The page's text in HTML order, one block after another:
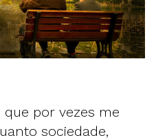
por vezes me
sociedade,